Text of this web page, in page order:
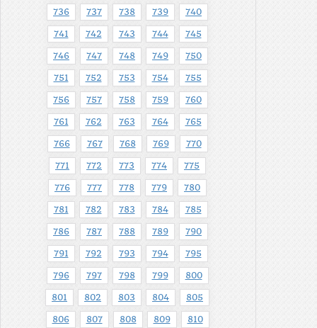
736 737 738 739 740
741 742 743 744 745
746 747 748 749 750
751 752 753 754 755
756 757 758 759 760
761 762 763 764 765
766 767 768 769 770
771 772 773 774 775
776 777 778 779 780
781 782 783 784 785
786 787 788 789 790
791 792 793 794 795
796 797 798 799 800
801 802 803 804 805
806 807 808 809 810